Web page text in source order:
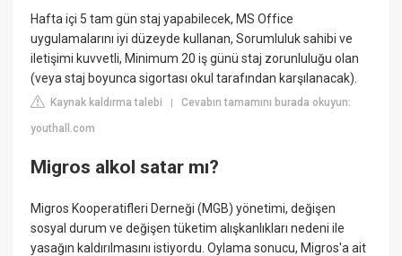
Hafta içi 5 tam gün staj yapabilecek, MS Office
uygulamalarını iyi düzeyde kullanan, Sorumluluk sahibi ve
iletişimi kuvvetli, Minimum 20 iş günü staj zorunluluğu olan
(veya staj boyunca sigortası okul tarafından karşılanacak).
Kaynak kaldırma talebi |Cevabın tamamını burada okuyun:
youthall.com
Migros alkol satar mı?
Migros Kooperatifleri Derneği (MGB) yönetimi, değişen
sosyal durum ve değişen tüketim alışkanlıkları nedeni ile
yasağın kaldırılmasını istiyordu. Oylama sonucu, Migros'a ait